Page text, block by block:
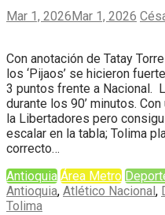
Mar 1, 2026 Mar 1, 2026
Con anotación de Tatay
los ‘Pijaos’ se hicieron
3 puntos frente a Nacional.
durante los 90’ minutos.
la Libertadores pero
escalar en la tabla; Tolima
correcto…
Antioquia Área Metro
Antioquia, Atlético Nacional ,
Tolima